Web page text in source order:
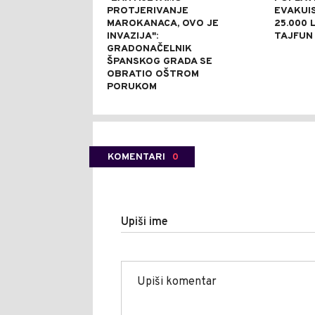
PROTJERIVANJE
MAROKANACA, OVO JE
INVAZIJA":
GRADONAČELNIK
ŠPANSKOG GRADA SE
OBRATIO OŠTROM
PORUKOM
25.000
KOMENTARI 0
Upiši ime